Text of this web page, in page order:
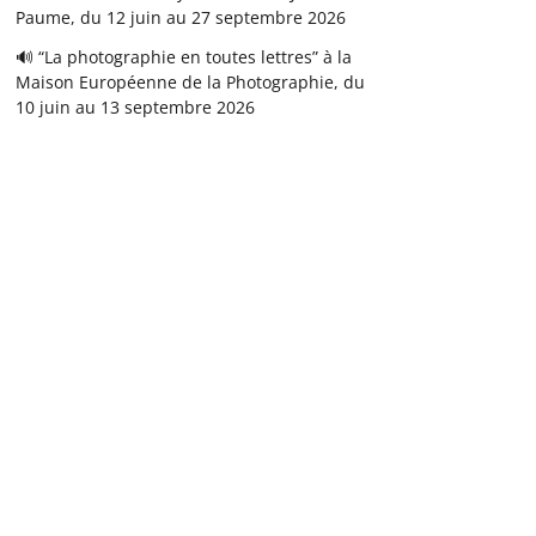
Paume, du 12 juin au 27 septembre 2026
🔊 “La photographie en toutes lettres” à la
Maison Européenne de la Photographie, du
10 juin au 13 septembre 2026